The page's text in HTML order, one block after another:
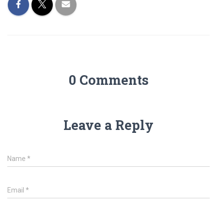
0 Comments
Leave a Reply
Name *
Email *